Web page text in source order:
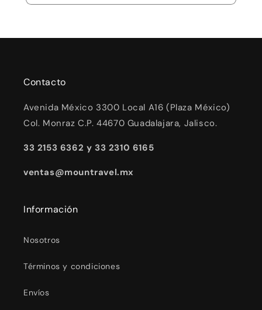
Contacto
Avenida México 3300 Local A16 (Plaza México)
Col. Monraz C.P. 44670 Guadalajara, Jalisco.
33 2153 6362 y 33 2310 6165
ventas@mountravel.mx
Información
Nosotros
Términos y condiciones
Envíos